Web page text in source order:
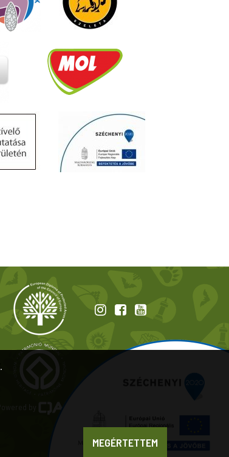
MEGÉRTETTEM